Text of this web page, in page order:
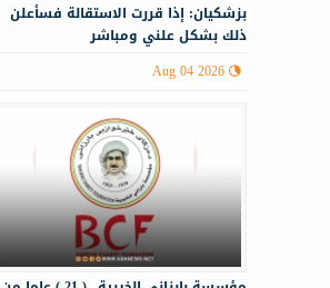
بزشكيان: إذا قررت الاستقالة فسأعلن
ذلك بشكل علني ومباشر
Aug 04 2026